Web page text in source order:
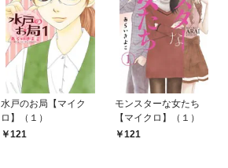
水戸のお局【マイク
ロ】（１）
121
モンスターな女たち
【マイクロ】（１）
121